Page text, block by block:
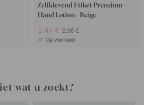
-
Zelfklevend Etiket Premium -
Hand Lotion - Beige
2.47 € 2.90 €
Op voorraad
wat u zoekt?